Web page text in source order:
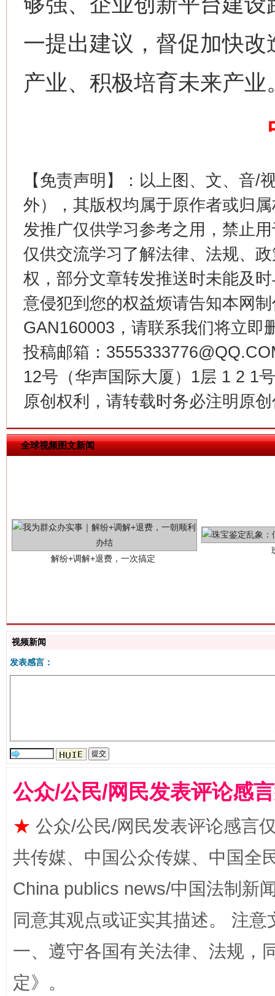
一提出建议，督促加快
产业、积极培育未来产业
【免责声明】：以上图、文、音/
外），其版权均属于原作者或归
发推广仅供学习参考之用，禁止
仅供交流学习了解法律、法规、
权，部分文章转发推送时未能及
意侵犯到您的权益烦请告知本网
GAN160003，请联系我们将立即
投稿邮箱：
12号（华声国际大厦）1层 1 2 1
原创权利，请转载时务必注明原
全球视频图文新闻
揭批美国五大"原罪" "炒
站台名比不上好声名
漫山遍野的桃花与雪山、麦地、白藏房 除
视频新闻
发表感言：
公众/公民/网民发表评论感
★ 公众/公民/网民发表评论感言
共传媒、中国公众传媒、中国全
China publics news/中国法制新
同意其观点或证实其描述。 注
一、遵守各国有关法律、法规，
定》。